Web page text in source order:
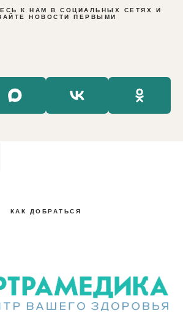
К НАМ В СОЦИАЛЬНЫХ СЕТЯХ И
НОВОСТИ ПЕРВЫМИ
КАК ДОБРАТЬСЯ